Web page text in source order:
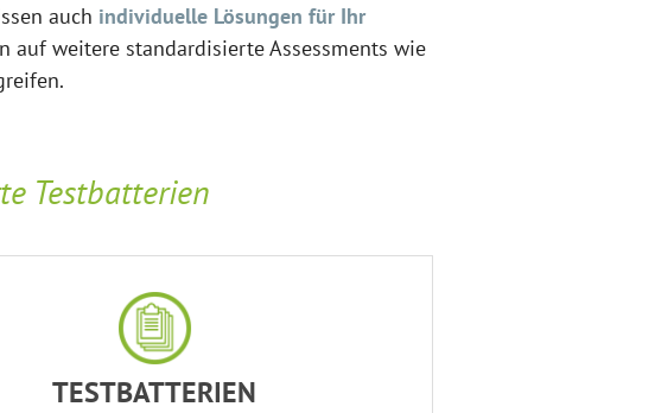
auch individuelle Lösungen für Ihr
auf weitere standardisierte Assessments wie
Testbatterien
TESTBATTERIEN